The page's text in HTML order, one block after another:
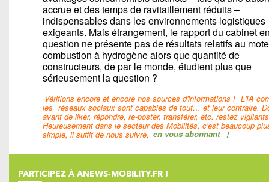
accrue et des temps de ravitaillement réduits –
indispensables dans les environnements logistiques
exigeants. Mais étrangement, le rapport du cabinet
question ne présente pas de résultats relatifs au
combustion à hydrogène alors que quantité de
constructeurs, de par le monde, étudient plus que
sérieusement la question ?
Vérifions encore et encore nos sources d'informations ! L'IA
les réseaux sociaux sont capables de tout… et leur contraire.
avant de liker, répondre, re-poster, transférer, etc. restez
Heureusement dans le secteur des Mobilités, c'est beaucoup
simple, il suffit de nous suivre, en vous abonnant !
PARTICIPEZ À ANEWS-MOBILITY.FR !